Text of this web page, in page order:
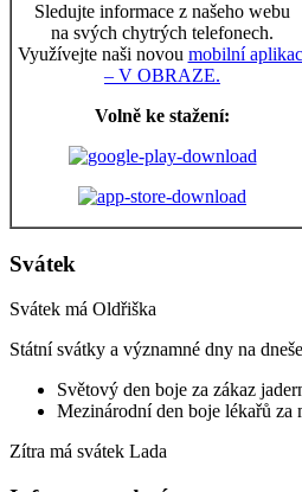
Sledujte informace z našeho webu
na svých chytrých telefonech.
Využívejte naši novou mobilní
– V OBRAZE.
Volně ke stažení:
Svátek
Svátek má Oldřiška
Státní svátky a významné dny na
Světový den boje za zákaz
Mezinárodní den boje lékařů za
Zítra má svátek Lada